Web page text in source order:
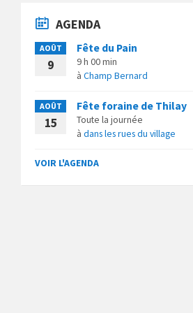
AGENDA
AOÛT
9
Fête du Pain
9 h 00 min
à Champ Bernard
AOÛT
15
Fête foraine de Thilay
Toute la journée
à dans les rues du village
VOIR L'AGENDA